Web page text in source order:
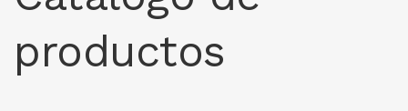
productos